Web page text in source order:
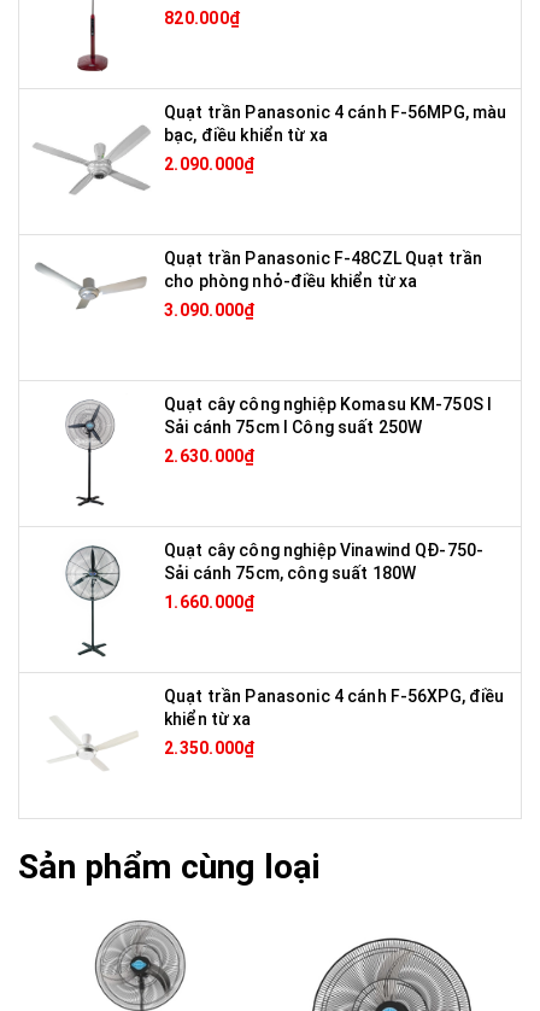
820.000₫
Quạt trần Panasonic 4 cánh F-56MPG, màu
bạc, điều khiển từ xa
2.090.000₫
Quạt trần Panasonic F-48CZL Quạt trần
cho phòng nhỏ-điều khiển từ xa
3.090.000₫
Quạt cây công nghiệp Komasu KM-750S I
Sải cánh 75cm I Công suất 250W
2.630.000₫
Quạt cây công nghiệp Vinawind QĐ-750-
Sải cánh 75cm, công suất 180W
1.660.000₫
Quạt trần Panasonic 4 cánh F-56XPG, điều
khiển từ xa
2.350.000₫
Sản phẩm cùng loại